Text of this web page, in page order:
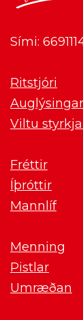
Sími:
Ritstjóri
Auglýsingar
Viltu
Fréttir
Íþróttir
Mannlíf
Menning
Pistlar
Umræðan